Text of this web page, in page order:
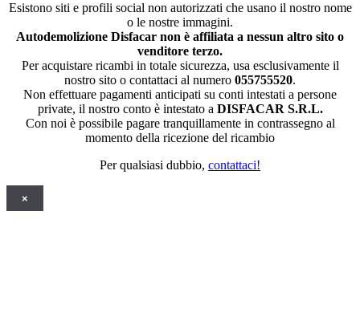
Esistono siti e profili social non autorizzati che usano il nostro nome
o le nostre immagini.
Autodemolizione Disfacar non è affiliata a nessun altro sito o
venditore terzo.
Per acquistare ricambi in totale sicurezza, usa esclusivamente il
nostro sito o contattaci al numero 055755520.
Non effettuare pagamenti anticipati su conti intestati a persone
private, il nostro conto è intestato a DISFACAR S.R.L.
Con noi è possibile pagare tranquillamente in contrassegno al
momento della ricezione del ricambio
Per qualsiasi dubbio, contattaci!
×